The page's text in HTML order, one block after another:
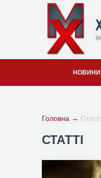
НОВИНИ
Головна → Статті
СТАТТІ